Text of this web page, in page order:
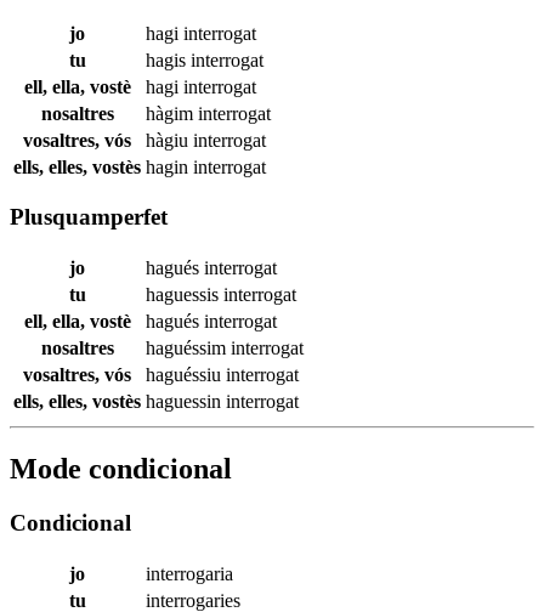
jo hagi interrogat
tu
hagis interrogat
ell, ella, vostè
hagi interrogat
nosaltres
hàgim interrogat
vosaltres, vós
hàgiu interrogat
ells, elles, vostès hagin interrogat
Plusquamperfet
jo hagués interrogat
tu
haguessis interrogat
ell, ella, vostè
hagués interrogat
nosaltres
haguéssim interrogat
vosaltres, vós
haguéssiu interrogat
ells, elles, vostès haguessin interrogat
Mode condicional
Condicional
jo
interrogaria
tu
interrogaries